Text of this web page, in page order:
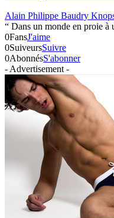
Alain Philippe Baudry
“ Dans un monde en proie à
0FansJ'aime
0SuiveursSuivre
0AbonnésS'abonner
- Advertisement -